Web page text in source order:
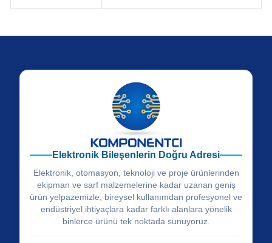
Elektronik Bileşenlerin Doğru Adresi
Elektronik, otomasyon, teknoloji ve proje ürünlerinden
ekipman ve sarf malzemelerine kadar uzanan geniş
ürün yelpazemizle; bireysel kullanımdan profesyonel ve
endüstriyel ihtiyaçlara kadar farklı alanlara yönelik
binlerce ürünü tek noktada sunuyoruz.